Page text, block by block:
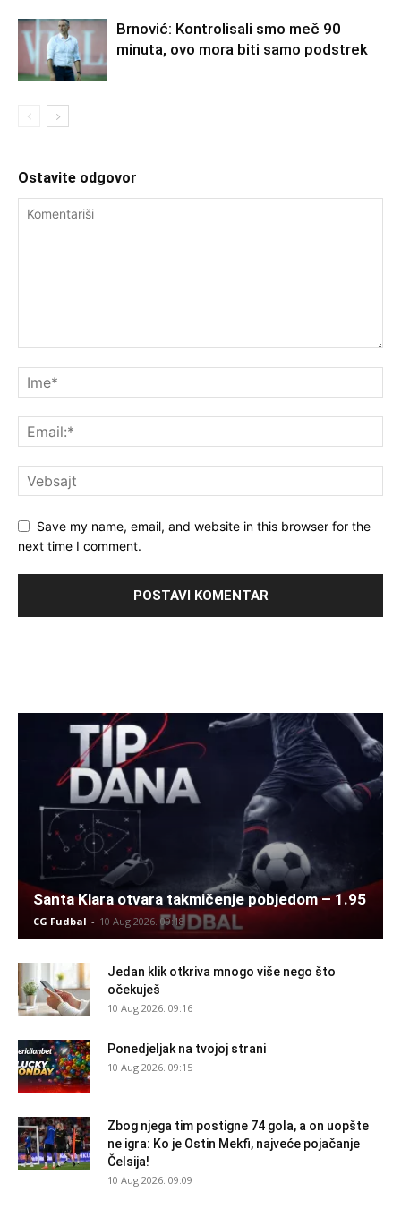
Brnović: Kontrolisali smo meč 90
minuta, ovo mora biti samo podstrek
Ostavite odgovor
Save my name, email, and website in this browser for the
next time I comment.
Santa Klara otvara takmičenje pobjedom – 1.95
CG Fudbal - 10 Aug 2026. 09:18
Jedan klik otkriva mnogo više nego što
očekuješ
10 Aug 2026. 09:16
Ponedjeljak na tvojoj strani
10 Aug 2026. 09:15
Zbog njega tim postigne 74 gola, a on uopšte
ne igra: Ko je Ostin Mekfi, najveće pojačanje
Čelsija!
10 Aug 2026. 09:09